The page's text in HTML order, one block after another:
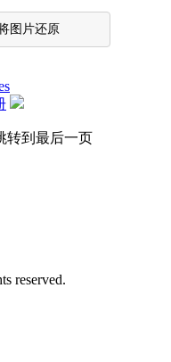
图片还原
转到最后一页
reserved.